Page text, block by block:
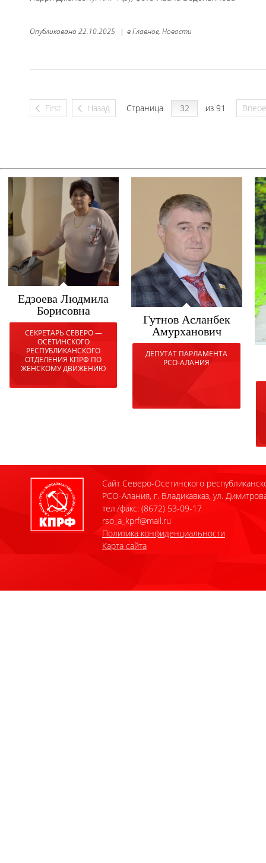
Опубликовано 22.10.2025 | вГлавное, Новости
First Назад Страница из 91
Едзоева Людмила
Борисовна
СЕКРЕТАРЬ СЕВЕРО —
ОСЕТИНСКОГО
РЕСПУБЛИКАНСКОГО
ОТДЕЛЕНИЯ КПРФ ПО
ЖЕНСКОМУ ДВИЖЕНИЮ
Гутнов Асланбек
Амурханович
ДЕПУТАТ ПАРЛАМЕНТА
РСО-АЛАНИЯ
Сайт Северо-Осетинского
РСО-Алания, г. Владикавказ, ул.
тел./факс: (8672) 53-09-17
rso_a_kprf@mail.ru
Политика конфиденциальности
Карта сайта